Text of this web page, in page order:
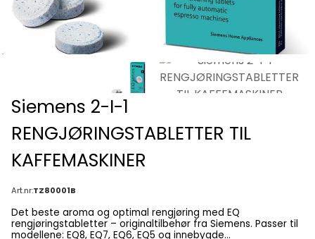
Siemens 2-I-1
RENGJØRINGSTABLETTER TIL
KAFFEMASKINER
Art.nr:TZ80001B
Det beste aroma og optimal rengjøring med EQ
rengjøringstabletter – originaltilbehør fra Siemens. Passer til
modellene: EQ8, EQ7, EQ6, EQ5 og innebygde